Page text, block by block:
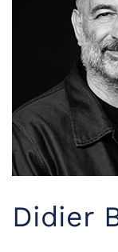
Didier